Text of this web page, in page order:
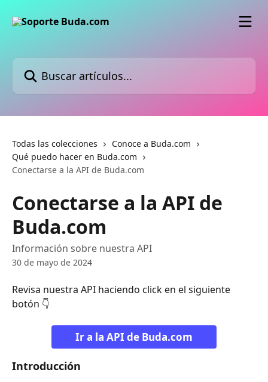
Buscar artículos...
Todas las colecciones
Conoce a Buda.com
Qué puedo hacer en Buda.com
Conectarse a la API de Buda.com
Conectarse a la API de
Buda.com
Información sobre nuestra API
30 de mayo de 2024
Revisa nuestra API haciendo click en el siguiente
botón 👇
Ir a la API de Buda.com
Introducción